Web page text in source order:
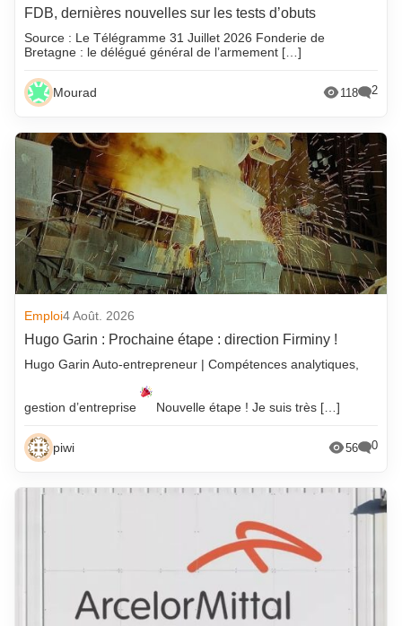
FDB, dernières nouvelles sur les tests d’obuts
Source : Le Télégramme 31 Juillet 2026 Fonderie de
Bretagne : le délégué général de l’armement […]
Mourad 118 2
Emploi4 Août. 2026
Hugo Garin : Prochaine étape : direction Firminy !
Hugo Garin Auto-entrepreneur | Compétences analytiques,
gestion d’entreprise Nouvelle étape ! Je suis très […]
piwi 56 0